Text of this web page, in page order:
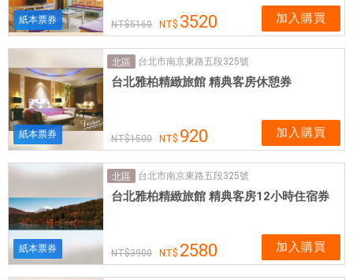
紙本票券 5160 3520 加入購買
紙本票券
北區 台北市南京東路五段325號
台北雅柏精緻旅館 精典客房休憩券
1500 920 加入購買
紙本票券
北區 台北市南京東路五段325號
台北雅柏精緻旅館 精典客房12小時住宿券
3900 2580 加入購買